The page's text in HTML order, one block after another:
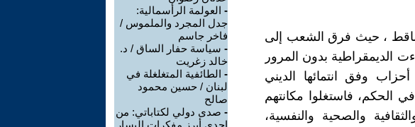
، حيث فرق الشعب إلى
الديمقراطية بدون المرور
أحزاب وفق انتمائها الديني
الحكم، فاستغلوا مكانتهم
والصحية والنفسية،
- العولمة الرأسمالية:
جدل المجرد والملموس /
فاخر جاسم
- سياسة حفار الساق / د.
خالد زغريت
- الطائفية المتغلغلة في
لبنان / حسين محمود
صالح
- صدى دولي لكتاباتي: من
إحدى أبرز مفكرات اليسار